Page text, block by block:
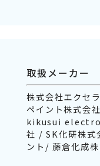
取扱メーカー
株式会社エクセ
ペイント株式会
kikusui
社 / SK化研株式
ント/ 藤倉化成